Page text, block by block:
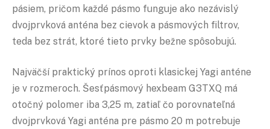
pásiem, pričom každé pásmo funguje ako nezávislý
dvojprvková anténa bez cievok a pásmových filtrov,
teda bez strát, ktoré tieto prvky bežne spôsobujú.
Najväčší praktický prínos oproti klasickej Yagi anténe
je v rozmeroch. Šesťpásmový hexbeam G3TXQ má
otočný polomer iba 3,25 m, zatiaľ čo porovnateľná
dvojprvková Yagi anténa pre pásmo 20 m potrebuje